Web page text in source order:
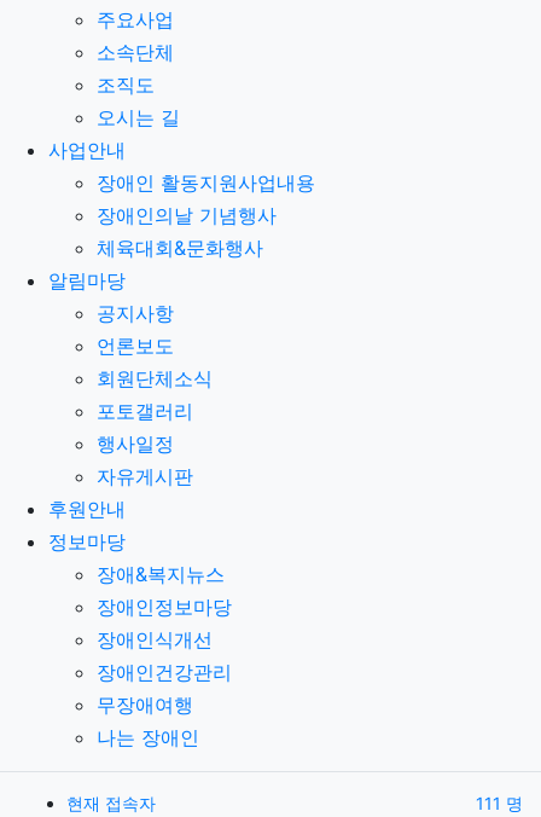
주요사업
소속단체
조직도
오시는 길
사업안내
장애인 활동지원사업내용
장애인의날 기념행사
체육대회&문화행사
알림마당
공지사항
언론보도
회원단체소식
포토갤러리
행사일정
자유게시판
후원안내
정보마당
장애&복지뉴스
장애인정보마당
장애인식개선
장애인건강관리
무장애여행
나는 장애인
현재 접속자
111 명